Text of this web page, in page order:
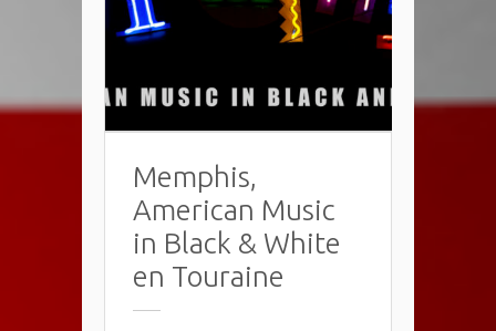
Memphis,
American Music
in Black & White
en Touraine